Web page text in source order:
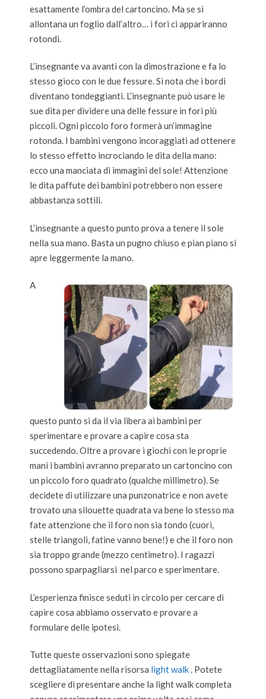
esattamente l’ombra del cartoncino. Ma se si
allontana un foglio dall’altro… i fori ci appariranno
rotondi.
L’insegnante va avanti con la dimostrazione e fa lo
stesso gioco con le due fessure. Si nota che i bordi
diventano tondeggianti. L’insegnante può usare le
sue dita per dividere una delle fessure in fori più
piccoli. Ogni piccolo foro formerà un’immagine
rotonda. I bambini vengono incoraggiati ad ottenere
lo stesso effetto incrociando le dita della mano:
ecco una manciata di immagini del sole! Attenzione
le dita paffute dei bambini potrebbero non essere
abbastanza sottili.
L’insegnante a questo punto prova a tenere il sole
nella sua mano. Basta un pugno chiuso e pian piano si
apre leggermente la mano.
A
questo punto si da il via libera ai bambini per
sperimentare e provare a capire cosa sta
succedendo. Oltre a provare i giochi con le proprie
mani i bambini avranno preparato un cartoncino con
un piccolo foro quadrato (qualche millimetro). Se
decidete di utilizzare una punzonatrice e non avete
trovato una silouette quadrata va bene lo stesso ma
fate attenzione che il foro non sia tondo (cuori,
stelle triangoli, fatine vanno bene!) e che il foro non
sia troppo grande (mezzo centimetro). I ragazzi
possono sparpagliarsi nel parco e sperimentare.
L’esperienza finisce seduti in circolo per cercare di
capire cosa abbiamo osservato e provare a
formulare delle ipotesi.
Tutte queste osservazioni sono spiegate
dettagliatamente nella risorsa light walk. Potete
scegliere di presentare anche la light walk completa